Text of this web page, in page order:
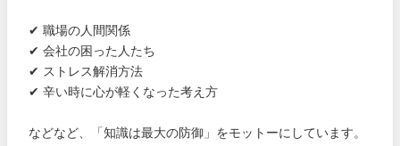
✔ 職場の人間関係
✔ 会社の困った人たち
✔ ストレス解消方法
✔ 辛い時に心が軽くなった考え方
などなど、「知識は最大の防御」をモットーにしています。